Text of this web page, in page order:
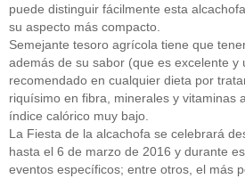
puede distinguir fácilmente esta
su aspecto más compacto.
Semejante tesoro agrícola tiene que
además de su sabor (que es excelente y
recomendado en cualquier dieta por
riquísimo en fibra, minerales y vitaminas
índice calórico muy bajo.
La Fiesta de la alcachofa se celebrará
hasta el 6 de marzo de 2016 y durante
eventos específicos; entre otros, el más